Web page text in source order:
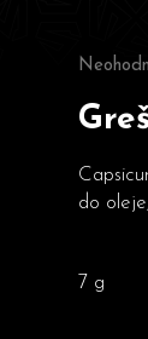
do
7 g